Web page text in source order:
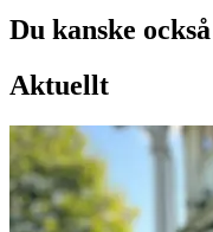
Du kanske
Aktuellt